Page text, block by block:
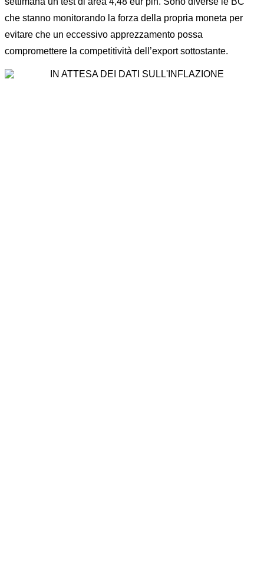
che stanno monitorando la forza della propria moneta per
evitare che un eccessivo apprezzamento possa
compromettere la competitività dell’export sottostante.